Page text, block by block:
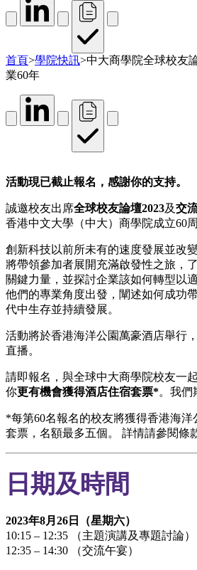
首頁>學院快訊>中大商學院全球校友
業60年
活動現已截止報名，感謝你的支持。
誠邀校友出席全球校友論壇2023及交
香港中文大學（中大）商學院成立60周
創新科技以前所未有的速度發展並改
將帶領參加者展開充滿啟發性之旅，
關鍵力量，並探討企業該如何轉型以
他們的專業角度出發，闡述如何成功
代中生存並持續發展。
活動將於香港海洋公園萬豪酒店舉行
直播。
請即報名，與全球中大商學院校友一
你更有機會獲得酒店住宿套票*。我們
*每第60名報名的校友將獲得香港海
套票，名額最多五個。 詳情請參閱條
日期及時間
2023年8月26日（星期六）
10:15 – 12:35 （主題演講及專題討論）
12:35 – 14:30 （交流午宴）